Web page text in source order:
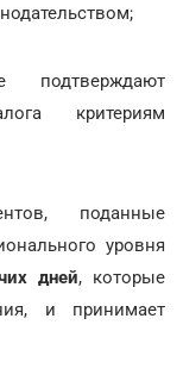
критериям
поданные
уровня
дней, которые
и принимает